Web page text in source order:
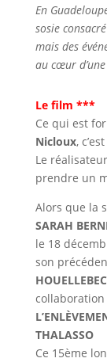
En
sosie
mais des
au cœur
Le film ***
Ce qui est
Nicloux,
Le
prendre un
Alors que la
SARAH
le 18
son
collaboration
THALASSO
Ce 15ème